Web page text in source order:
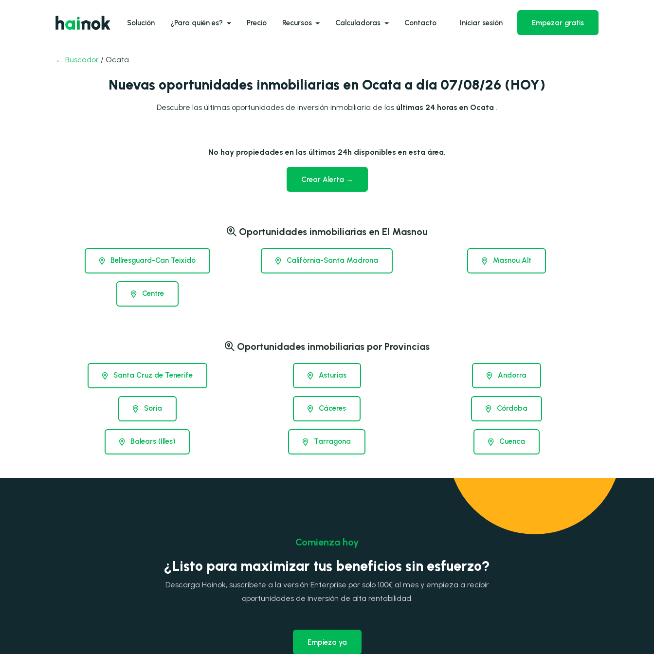
Solución ¿Para quién es? Precio Recursos Calculadoras Contacto Iniciar sesión Empezar gratis
← Buscador / Ocata
Nuevas oportunidades inmobiliarias en Ocata a día 07/08/26 (HOY)
Descubre las últimas oportunidades de inversión inmobiliaria de las últimas 24 horas en Ocata .
No hay propiedades en las últimas 24h disponibles en esta área.
Crear Alerta →
Oportunidades inmobiliarias en El Masnou
Bellresguard-Can Teixidó Califòrnia-Santa Madrona Masnou Alt
Centre
Oportunidades inmobiliarias por Provincias
Santa Cruz de Tenerife Asturias Andorra
Soria Cáceres Córdoba
Balears (Illes) Tarragona Cuenca
Comienza hoy
¿Listo para maximizar tus beneficios sin esfuerzo?
Descarga Hainok, suscríbete a la versión Enterprise por solo 100€ al mes y empieza a recibir
oportunidades de inversión de alta rentabilidad.
Empieza ya